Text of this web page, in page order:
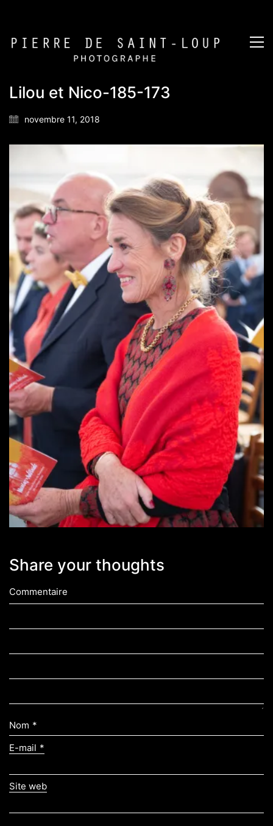
Lilou et Nico-185-173
novembre 11, 2018
Share your thoughts
Commentaire
Nom *
E-mail *
Site web